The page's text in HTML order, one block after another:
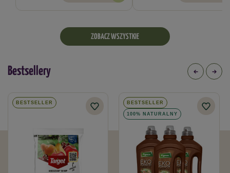
ZOBACZ WSZYSTKIE
Bestsellery
BESTSELLER BESTSELLER
100% NATURALNY